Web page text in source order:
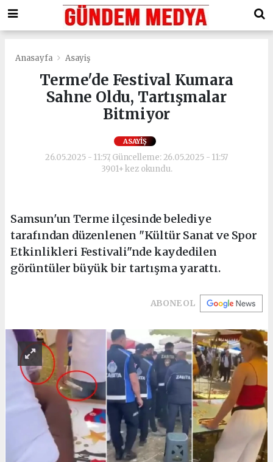
Anasayfa Asayiş
Terme'de Festival Kumara
Sahne Oldu, Tartışmalar
Bitmiyor
ASAYIŞ
26.05.2025 - 11:57, Güncelleme: 26.05.2025 - 11:57
3901+ kez okundu.
Samsun'un Terme ilçesinde belediye
tarafından düzenlenen "Kültür Sanat ve Spor
Etkinlikleri Festivali"nde kaydedilen
görüntüler büyük bir tartışma yarattı.
ABONE OL